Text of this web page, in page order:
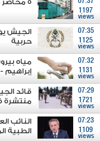
1197
views
5 محاضر ضبط في حق أصحاب مولدات مخالفين
07:35
1125
views
حربية
07:32
1131
views
مياه
إبراهيم
07:29
1721
views
قائد
منتشرة
07:23
1109
views
النائب
الطبية